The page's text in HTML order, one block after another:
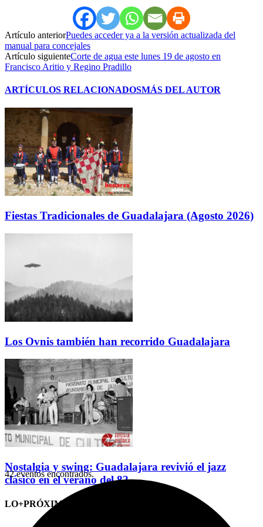
Artículo anteriorPuedes acceder ya a la versión actualizada del
manual para concejales
Artículo siguienteCorte de agua este lunes 19 de agosto en
Francisco Aritio y Regino Pradillo
ARTÍCULOS RELACIONADOSMÁS DEL AUTOR
Fiestas Tradicionales de Guadalajara (Agosto 2026)
Los Ovnis también han recorrido Guadalajara
Nostalgia y swing: Guadalajara revivió el jazz
clásico en el verano del 82
LO+PRÓXIMO (CITAS)
42 eventos encontrados.